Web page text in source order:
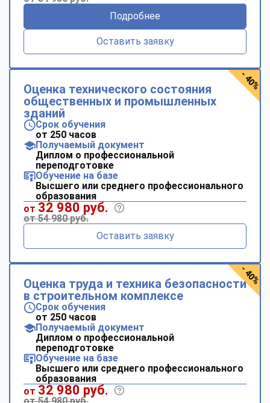
Подробнее
Оставить заявку
Оценка технического состояния
общественных и промышленных
зданий
Срок обучения
от 250 часов
Получаемый документ
Диплом о профессиональной
переподготовке
Обучение на базе
Высшего или среднего профессионального
образования
от 32 980 руб.
от 54 980 руб.
Оставить заявку
- 40%
Оценка труда и техника безопасности
в строительном комплексе
Срок обучения
от 250 часов
Получаемый документ
Диплом о профессиональной
переподготовке
Обучение на базе
Высшего или среднего профессионального
образования
от 32 980 руб.
- 40%